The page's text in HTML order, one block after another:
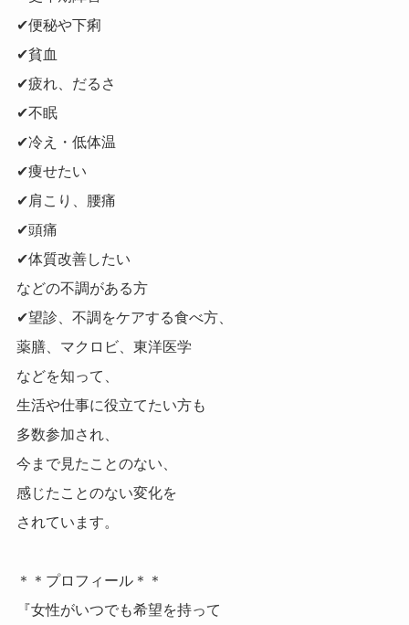
✔便秘や下痢
✔貧血
✔疲れ、だるさ
✔不眠
✔冷え・低体温
✔痩せたい
✔肩こり、腰痛
✔頭痛
✔体質改善したい
などの不調がある方
✔望診、不調をケアする食べ方、
薬膳、マクロビ、東洋医学
などを知って、
生活や仕事に役立てたい方も
多数参加され、
今まで見たことのない、
感じたことのない変化を
されています。
＊＊プロフィール＊＊
『女性がいつでも希望を持って